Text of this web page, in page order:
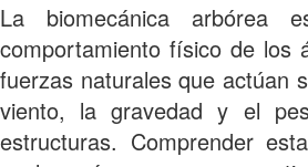
La biomecánica arbórea
comportamiento físico de los
fuerzas naturales que actúan
viento, la gravedad y el
estructuras. Comprender